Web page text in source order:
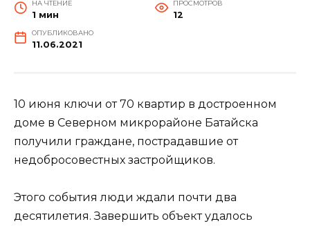
НА ЧТЕНИЕ
1 мин
ПРОСМОТРОВ
12
ОПУБЛИКОВАНО
11.06.2021
10 июня ключи от 70 квартир в достроенном
доме в Северном микрорайоне Батайска
получили граждане, пострадавшие от
недобросовестных застройщиков.
Этого события люди ждали почти два
десятилетия. Завершить объект удалось